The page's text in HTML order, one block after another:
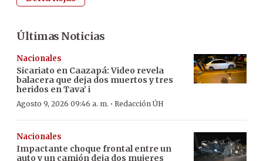
Últimas Noticias
Nacionales
Sicariato en Caazapá: Video revela
balacera que deja dos muertos y tres
heridos en Tava’ i
Agosto 9, 2026 09:46 a. m. · Redacción ÚH
Nacionales
Impactante choque frontal entre un
auto y un camión deja dos mujeres